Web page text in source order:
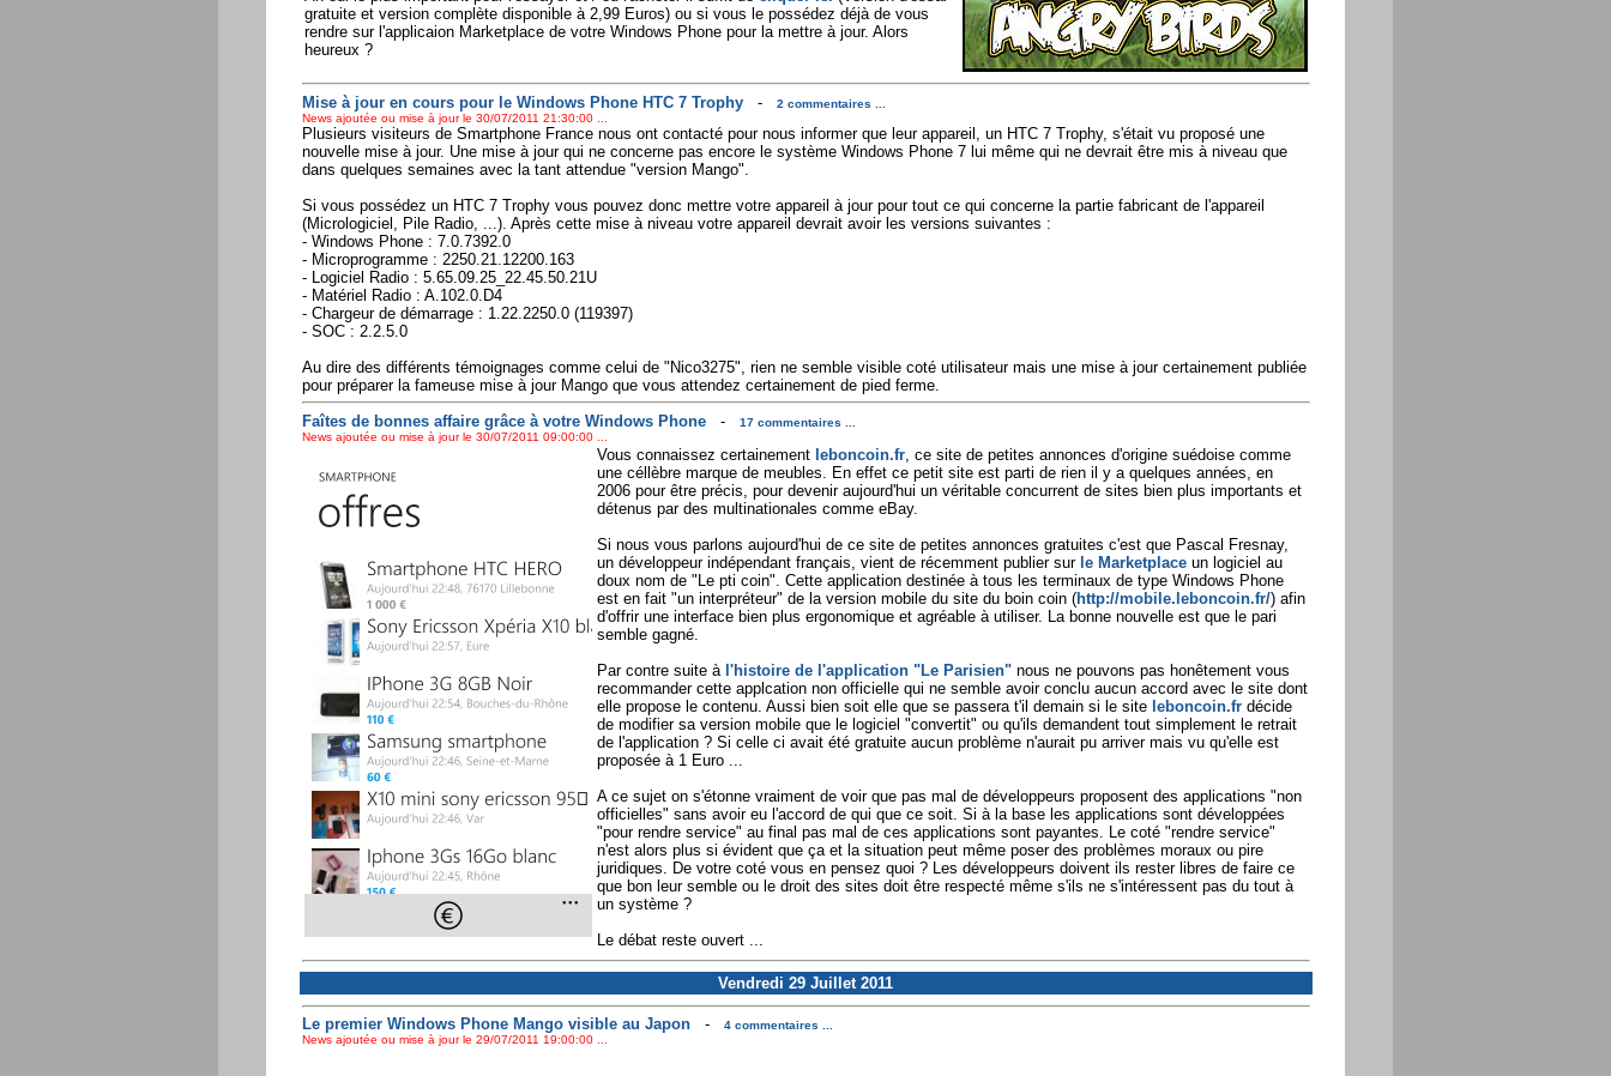
gratuite et version complète disponible à 2,99 Euros) ou si vous le possédez déjà de vous
rendre sur l'applicaion Marketplace de votre Windows Phone pour la mettre à jour. Alors
heureux ?
Mise à jour en cours pour le Windows Phone HTC 7 Trophy-
2 commentaires ...
News ajoutée ou mise à jour le 30/07/2011 21:30:00 ...
Plusieurs visiteurs de Smartphone France nous ont contacté pour nous informer que leur appareil, un HTC 7 Trophy, s'était vu proposé une
nouvelle mise à jour. Une mise à jour qui ne concerne pas encore le système Windows Phone 7 lui même qui ne devrait être mis à niveau que
dans quelques semaines avec la tant attendue "version Mango".
Si vous possédez un HTC 7 Trophy vous pouvez donc mettre votre appareil à jour pour tout ce qui concerne la partie fabricant de l'appareil
(Micrologiciel, Pile Radio, ...). Après cette mise à niveau votre appareil devrait avoir les versions suivantes :
- Windows Phone : 7.0.7392.0
- Microprogramme : 2250.21.12200.163
- Logiciel Radio : 5.65.09.25_22.45.50.21U
- Matériel Radio : A.102.0.D4
- Chargeur de démarrage : 1.22.2250.0 (119397)
- SOC : 2.2.5.0
Au dire des différents témoignages comme celui de "Nico3275", rien ne semble visible coté utilisateur mais une mise à jour certainement publiée
pour préparer la fameuse mise à jour Mango que vous attendez certainement de pied ferme.
Faîtes de bonnes affaire grâce à votre Windows Phone-
17 commentaires ...
News ajoutée ou mise à jour le 30/07/2011 09:00:00 ...
Vous connaissez certainement leboncoin.fr, ce site de petites annonces d'origine suédoise comme
une céllèbre marque de meubles. En effet ce petit site est parti de rien il y a quelques années, en
2006 pour être précis, pour devenir aujourd'hui un véritable concurrent de sites bien plus importants et
détenus par des multinationales comme eBay.
Si nous vous parlons aujourd'hui de ce site de petites annonces gratuites c'est que Pascal Fresnay,
un développeur indépendant français, vient de récemment publier sur le Marketplaceun logiciel au
doux nom de "Le pti coin". Cette application destinée à tous les terminaux de type Windows Phone
est en fait "un interpréteur" de la version mobile du site du boin coin (http://mobile.leboncoin.fr/) afin
d'offrir une interface bien plus ergonomique et agréable à utiliser. La bonne nouvelle est que le pari
semble gagné.
Par contre suite à l'histoire de l'application "Le Parisien"nous ne pouvons pas honêtement vous
recommander cette applcation non officielle qui ne semble avoir conclu aucun accord avec le site dont
elle propose le contenu. Aussi bien soit elle que se passera t'il demain si le site leboncoin.frdécide
de modifier sa version mobile que le logiciel "convertit" ou qu'ils demandent tout simplement le retrait
de l'application ? Si celle ci avait été gratuite aucun problème n'aurait pu arriver mais vu qu'elle est
proposée à 1 Euro ...
A ce sujet on s'étonne vraiment de voir que pas mal de développeurs proposent des applications "non
officielles" sans avoir eu l'accord de qui que ce soit. Si à la base les applications sont développées
"pour rendre service" au final pas mal de ces applications sont payantes. Le coté "rendre service"
n'est alors plus si évident que ça et la situation peut même poser des problèmes moraux ou pire
juridiques. De votre coté vous en pensez quoi ? Les développeurs doivent ils rester libres de faire ce
que bon leur semble ou le droit des sites doit être respecté même s'ils ne s'intéressent pas du tout à
un système ?
Le débat reste ouvert ...
Vendredi 29 Juillet 2011
Le premier Windows Phone Mango visible au Japon-
4 commentaires ...
News ajoutée ou mise à jour le 29/07/2011 19:00:00 ...